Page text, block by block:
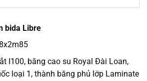
bida Libre
I100, băng cao su Royal Đài Loan,
loại 1, thành băng phủ lớp Laminate